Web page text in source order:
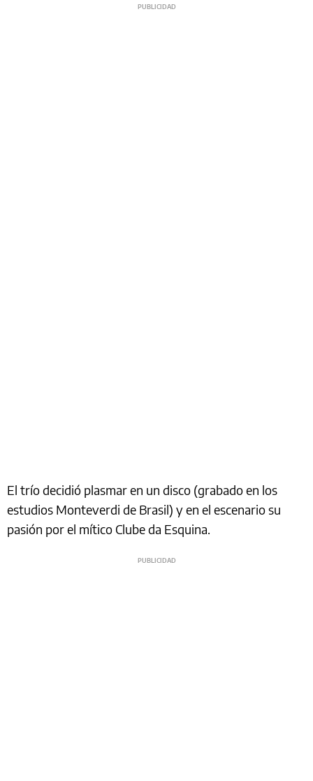
El trío decidió plasmar en un disco (grabado en los
estudios Monteverdi de Brasil) y en el escenario su
pasión por el mítico Clube da Esquina.